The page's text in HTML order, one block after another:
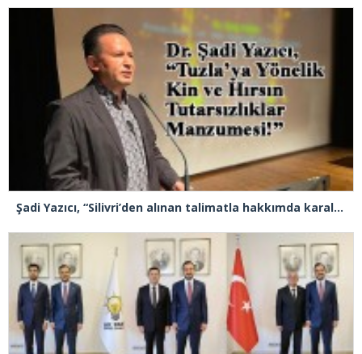
Şadi Yazıcı, “Silivri’den alınan talimatla hakkımda karalama kampanyası yürütülüyor”